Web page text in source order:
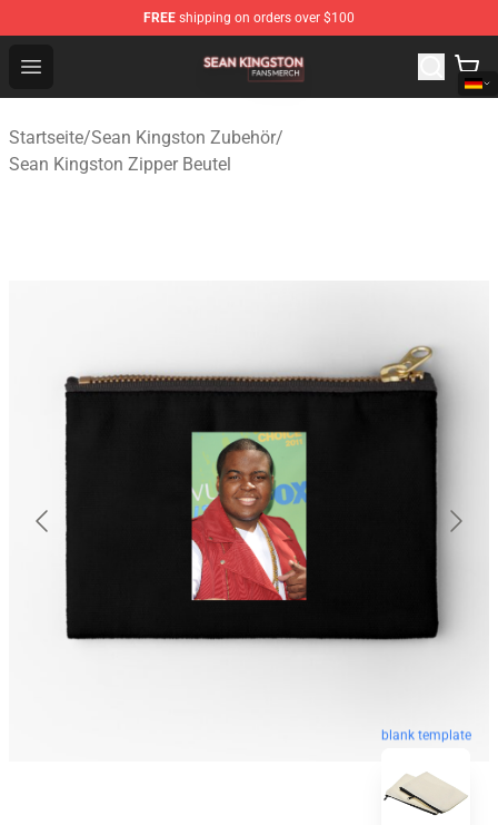
FREE shipping on orders over $100
Open menu
Sean Kingston Shop - Official Sean Kingston
Startseite/Sean Kingston Zubehör/
Sean Kingston Zipper Beutel
blank template